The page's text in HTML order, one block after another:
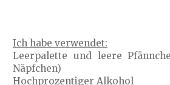
Ich habe verwendet:
Leerpalette und leere
Näpfchen)
Hochprozentiger Alkohol